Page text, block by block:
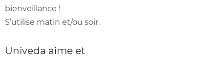
bienveillance !
S’utilise matin et/ou soir.
Univeda aime et